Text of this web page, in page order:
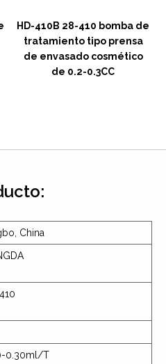
HD-410B 28-410 bomba de
tratamiento tipo prensa
de envasado cosmético
de 0.2-0.3CC
China
0.30ml/T